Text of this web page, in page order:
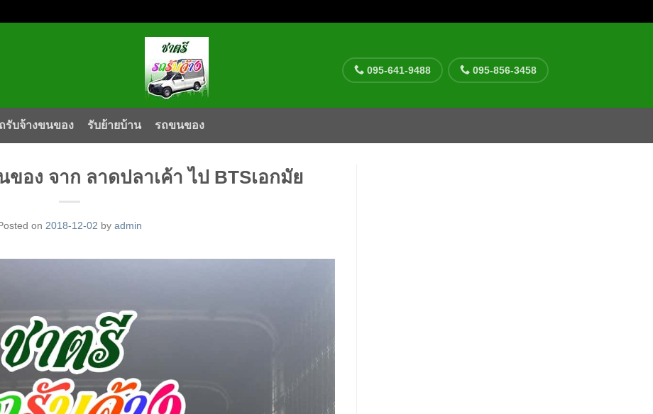
095-641-9488 095-856-3458
รับจ้างขนของ รับย้ายบ้าน รถขนของ
อง จาก ลาดปลาเค้า ไป BTSเอกมัย
on 2018-12-02 by admin